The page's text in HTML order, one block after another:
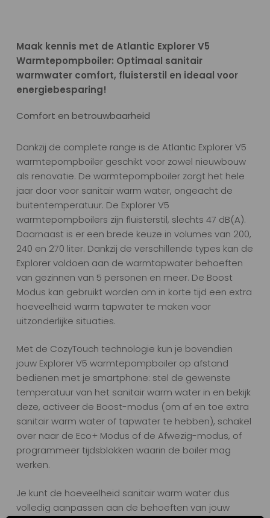
Maak kennis met de Atlantic Explorer V5
Warmtepompboiler: Optimaal sanitair
warmwater comfort, fluisterstil en ideaal voor
energiebesparing!
Comfort en betrouwbaarheid
Dankzij de complete range is de Atlantic Explorer V5
warmtepompboiler geschikt voor zowel nieuwbouw
als renovatie. De warmtepompboiler zorgt het hele
jaar door voor sanitair warm water, ongeacht de
buitentemperatuur. De Explorer V5
warmtepompboilers zijn fluisterstil, slechts 47 dB(A).
Daarnaast is er een brede keuze in volumes van 200,
240 en 270 liter. Dankzij de verschillende types kan de
Explorer voldoen aan de warmtapwater behoeften
van gezinnen van 5 personen en meer. De Boost
Modus kan gebruikt worden om in korte tijd een extra
hoeveelheid warm tapwater te maken voor
uitzonderlijke situaties.
Met de CozyTouch technologie kun je bovendien
jouw Explorer V5 warmtepompboiler op afstand
bedienen met je smartphone: stel de gewenste
temperatuur van het sanitair warm water in en bekijk
deze, activeer de Boost-modus (om af en toe extra
sanitair warm water of tapwater te hebben), schakel
over naar de Eco+ Modus of de Afwezig-modus, of
programmeer tijdsblokken waarin de boiler mag
werken.
Je kunt de hoeveelheid sanitair warm water dus
volledig aanpassen aan de behoeften van jouw